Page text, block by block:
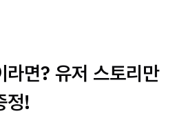
라면? 유저 스토리만
정!